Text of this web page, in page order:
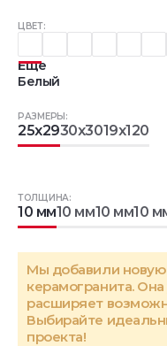
ЦВЕТ:
Еще
Белый
РАЗМЕРЫ:
25x2930x3019x120
ТОЛЩИНА:
10 мм10 мм10 мм10
Мы добавили
керамогранита.
расширяет
Выбирайте
проекта!